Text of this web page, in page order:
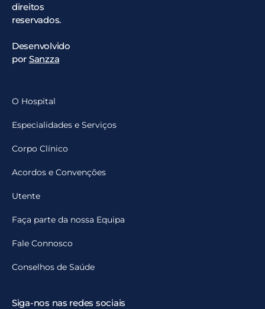
direitos
reservados.
Desenvolvido
por Sanzza
O Hospital
Especialidades e Serviços
Corpo Clínico
Acordos e Convenções
Utente
Faça parte da nossa Equipa
Fale Connosco
Conselhos de Saúde
Siga-nos nas redes sociais